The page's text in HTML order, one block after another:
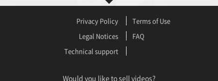
Privacy Policy
Terms of Use
Legal Notices
FAQ
Technical support
Would you like to sell videos?